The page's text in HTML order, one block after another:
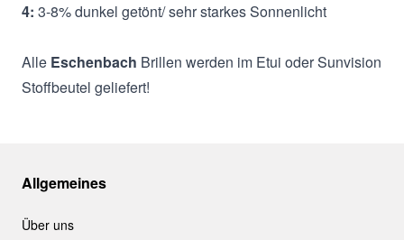
4: 3-8% dunkel getönt/ sehr starkes Sonnenlicht
Alle Eschenbach Brillen werden im Etui oder Sunvision
Stoffbeutel geliefert!
Allgemeines
Über uns